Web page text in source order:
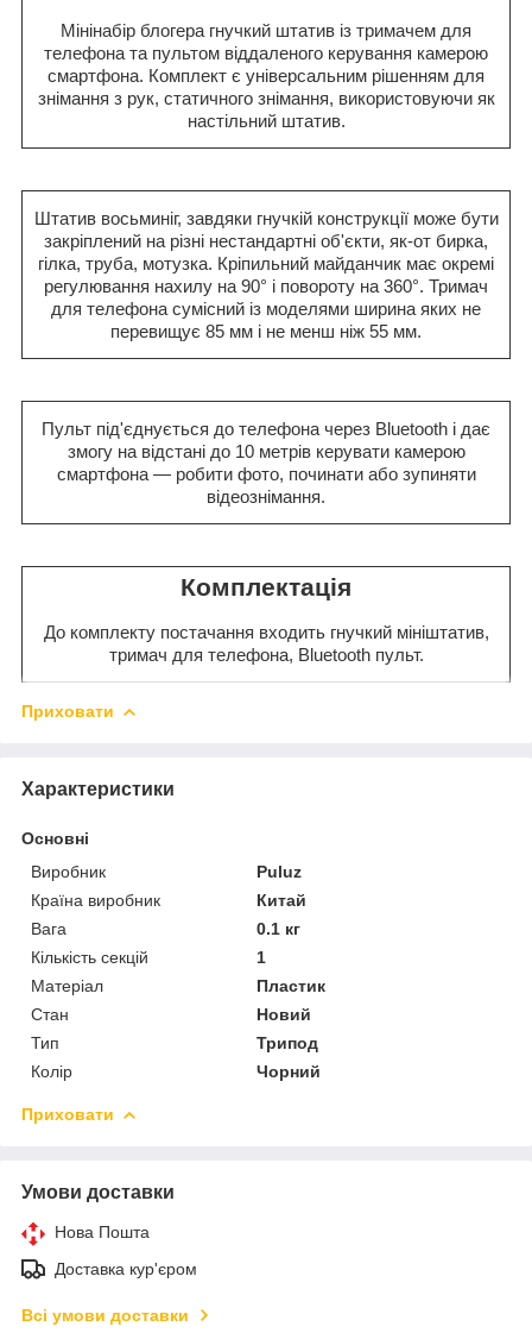
Мінінабір блогера гнучкий штатив із тримачем для
телефона та пультом віддаленого керування камерою
смартфона. Комплект є універсальним рішенням для
знімання з рук, статичного знімання, використовуючи як
настільний штатив.
Штатив восьминіг, завдяки гнучкій конструкції може бути
закріплений на різні нестандартні об'єкти, як-от бирка,
гілка, труба, мотузка. Кріпильний майданчик має окремі
регулювання нахилу на 90° і повороту на 360°. Тримач
для телефона сумісний із моделями ширина яких не
перевищує 85 мм і не менш ніж 55 мм.
Пульт під'єднується до телефона через Bluetooth і дає
змогу на відстані до 10 метрів керувати камерою
смартфона — робити фото, починати або зупиняти
відеознімання.
Комплектація
До комплекту постачання входить гнучкий мініштатив,
тримач для телефона, Bluetooth пульт.
Приховати
Характеристики
Основні
Виробник
Puluz
Країна виробник
Китай
Вага
0.1 кг
Кількість секцій
1
Матеріал
Пластик
Стан
Новий
Тип
Трипод
Колір
Чорний
Приховати
Умови доставки
Нова Пошта
Доставка кур'єром
Всі умови доставки